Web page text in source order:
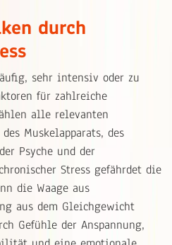
durch
sehr intensiv oder zu
für zahlreiche
alle relevanten
Muskelapparats, des
Psyche und der
Stress gefährdet die
die Waage aus
aus dem Gleichgewicht
Gefühle der Anspannung,